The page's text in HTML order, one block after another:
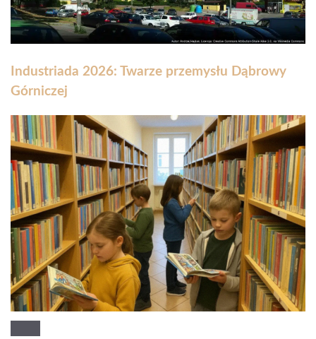
Industriada 2026: Twarze przemysłu Dąbrowy
Górniczej